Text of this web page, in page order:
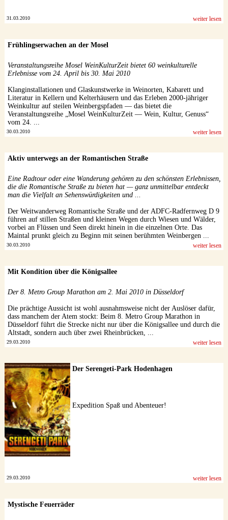
31.03.2010 weiter lesen
Frühlingserwachen an der Mosel
Veranstaltungsreihe Mosel WeinKulturZeit bietet 60 weinkulturelle
Erlebnisse vom 24. April bis 30. Mai 2010
Klanginstallationen und Glaskunstwerke in Weinorten, Kabarett und
Literatur in Kellern und Kelterhäusern und das Erleben 2000-jähriger
Weinkultur auf steilen Weinbergspfaden — das bietet die
Veranstaltungsreihe „Mosel WeinKulturZeit — Wein, Kultur, Genuss“
vom 24. ...
30.03.2010 weiter lesen
Aktiv unterwegs an der Romantischen Straße
Eine Radtour oder eine Wanderung gehören zu den schönsten Erlebnissen,
die die Romantische Straße zu bieten hat — ganz unmittelbar entdeckt
man die Vielfalt an Sehenswürdigkeiten und ...
Der Weitwanderweg Romantische Straße und der ADFC-Radfernweg D 9
führen auf stillen Straßen und kleinen Wegen durch Wiesen und Wälder,
vorbei an Flüssen und Seen direkt hinein in die einzelnen Orte. Das
Maintal prunkt gleich zu Beginn mit seinen berühmten Weinbergen ...
30.03.2010 weiter lesen
Mit Kondition über die Königsallee
Der 8. Metro Group Marathon am 2. Mai 2010 in Düsseldorf
Die prächtige Aussicht ist wohl ausnahmsweise nicht der Auslöser dafür,
dass manchem der Atem stockt: Beim 8. Metro Group Marathon in
Düsseldorf führt die Strecke nicht nur über die Königsallee und durch die
Altstadt, sondern auch über zwei Rheinbrücken, ...
29.03.2010 weiter lesen
Der Serengeti-Park Hodenhagen
Expedition Spaß und Abenteuer!
29.03.2010 weiter lesen
Mystische Feuerräder